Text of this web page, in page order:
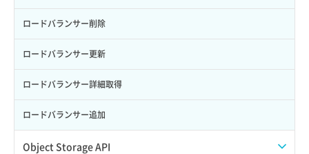
サーバー利用状況グラフ（ディスクIO）
サーバー利用状況グラフ（トラフィック）
サーバー削除
サーバー操作（起動/停止/再起動/強制停止）
サーバー設定切替
ポート削除
ポート更新
ポート詳細取得
ロードバランサー削除
ロードバランサー更新
ロードバランサー詳細取得
ロードバランサー追加
Object Storage API